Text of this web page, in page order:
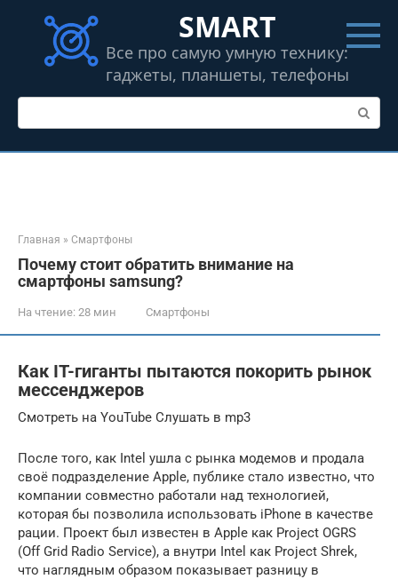
контенту
SMART
Все про самую умную технику:
гаджеты, планшеты, телефоны
Поиск:
Главная » Смартфоны
Почему стоит обратить внимание на
смартфоны samsung?
На чтение: 28 мин Смартфоны
Как IT-гиганты пытаются покорить рынок
мессенджеров
Смотреть на YouTube Слушать в mp3
После того, как Intel ушла с рынка модемов и продала
своё подразделение Apple, публике стало известно, что
компании совместно работали над технологией,
которая бы позволила использовать iPhone в качестве
рации. Проект был известен в Apple как Project OGRS
(Off Grid Radio Service), а внутри Intel как Project Shrek,
что наглядным образом показывает разницу в